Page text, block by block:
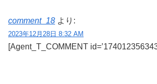
comment_18 より:
2023年12月28日 8:32 AM
[Agent_T_COMMENT